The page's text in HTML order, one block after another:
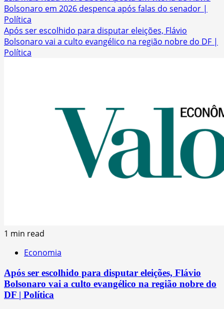
Bolsonaro em 2026 despenca após falas do senador |
Política
Após ser escolhido para disputar eleições, Flávio
Bolsonaro vai a culto evangélico na região nobre do DF |
Política
1 min read
Economia
Após ser escolhido para disputar eleições, Flávio
Bolsonaro vai a culto evangélico na região nobre do
DF | Política